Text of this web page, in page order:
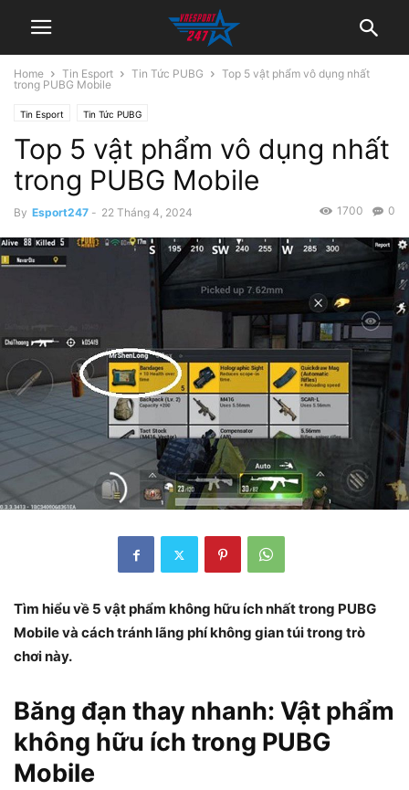
Home Tin Esport Tin Tức PUBG
Top 5 vật phẩm vô dụng nhất
trong PUBG Mobile
Tin Esport Tin Tức PUBG
Top 5 vật phẩm vô dụng nhất
trong PUBG Mobile
By Esport247 - 22 Tháng 4, 2024 0
1700
Tìm hiểu về 5 vật phẩm không hữu ích nhất trong PUBG
Mobile và cách tránh lãng phí không gian túi trong trò
chơi này.
Băng đạn thay nhanh: Vật phẩm
không hữu ích trong PUBG
Mobile